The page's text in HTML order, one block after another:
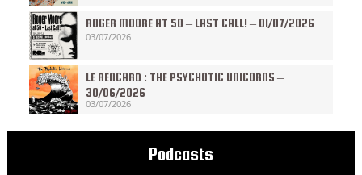
ROGER MOORE AT 50 – LAST CALL! – 01/07/2026
03/07/2026
LE RENCARD : THE PSYCHOTIC UNICORNS –
30/06/2026
03/07/2026
Podcasts